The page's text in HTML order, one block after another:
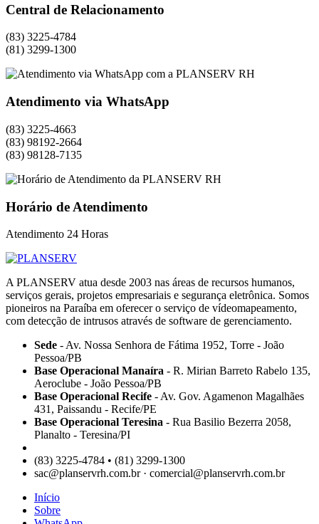
Central de Relacionamento
(83) 3225-4784
(81) 3299-1300
Atendimento via WhatsApp
(83) 3225-4663
(83) 98192-2664
(83) 98128-7135
Horário de Atendimento
Atendimento 24 Horas
A PLANSERV atua desde 2003 nas áreas de recursos humanos,
serviços gerais, projetos empresariais e segurança eletrônica. Somos
pioneiros na Paraíba em oferecer o serviço de vídeomapeamento,
com detecção de intrusos através de software de gerenciamento.
Sede - Av. Nossa Senhora de Fátima 1952, Torre - João
Pessoa/PB
Base Operacional Manaíra - R. Mirian Barreto Rabelo 135,
Aeroclube - João Pessoa/PB
Base Operacional Recife - Av. Gov. Agamenon Magalhães
431, Paissandu - Recife/PE
Base Operacional Teresina - Rua Basilio Bezerra 2058,
Planalto - Teresina/PI
(83) 3225-4784 • (81) 3299-1300
sac@planservrh.com.br · comercial@planservrh.com.br
Início
Sobre